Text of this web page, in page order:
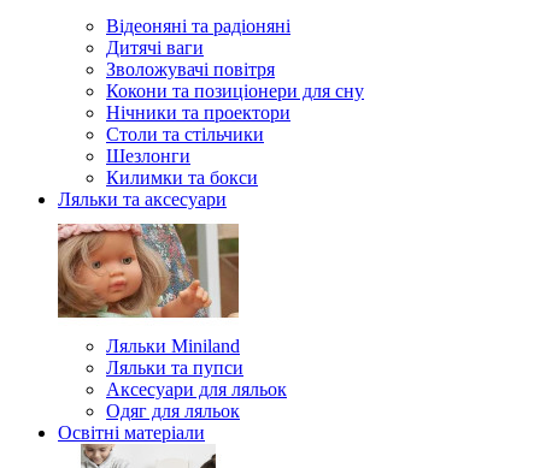
Відеоняні та радіоняні
Дитячі ваги
Зволожувачі повітря
Кокони та позиціонери для сну
Нічники та проектори
Столи та стільчики
Шезлонги
Килимки та бокси
Ляльки та аксесуари
Ляльки Miniland
Ляльки та пупси
Аксесуари для ляльок
Одяг для ляльок
Освітні матеріали